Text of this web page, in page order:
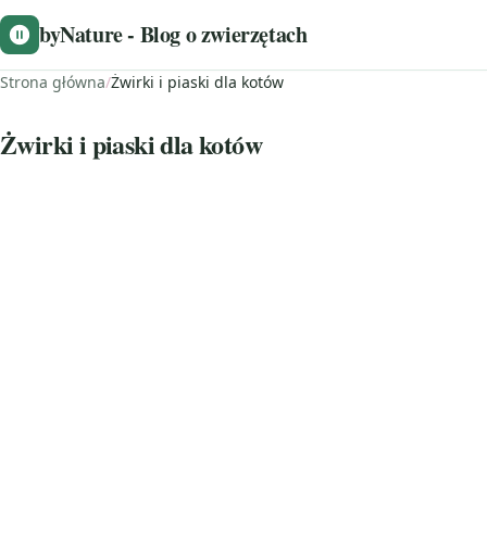
byNature - Blog o zwierzętach
Strona główna/Żwirki i piaski dla kotów
Żwirki i piaski dla kotów